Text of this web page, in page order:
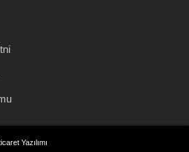
Yazılımı